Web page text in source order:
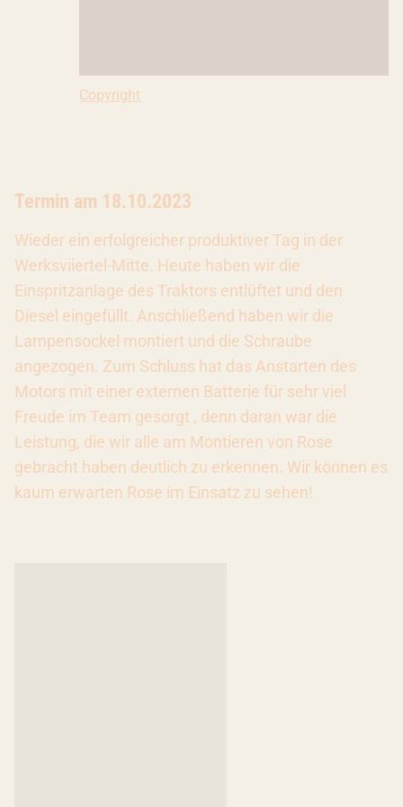
Copyright: Nicole Becker
Copyright
Termin am 18.10.2023
Wieder ein erfolgreicher produktiver Tag in der
Werksviiertel-Mitte. Heute haben wir die
Einspritzanlage des Traktors entlüftet und den
Diesel eingefüllt. Anschließend haben wir die
Lampensockel montiert und die Schraube
angezogen. Zum Schluss hat das Anstarten des
Motors mit einer externen Batterie für sehr viel
Freude im Team gesorgt , denn daran war die
Leistung, die wir alle am Montieren von Rose
gebracht haben deutlich zu erkennen. Wir können es
kaum erwarten Rose im Einsatz zu sehen!